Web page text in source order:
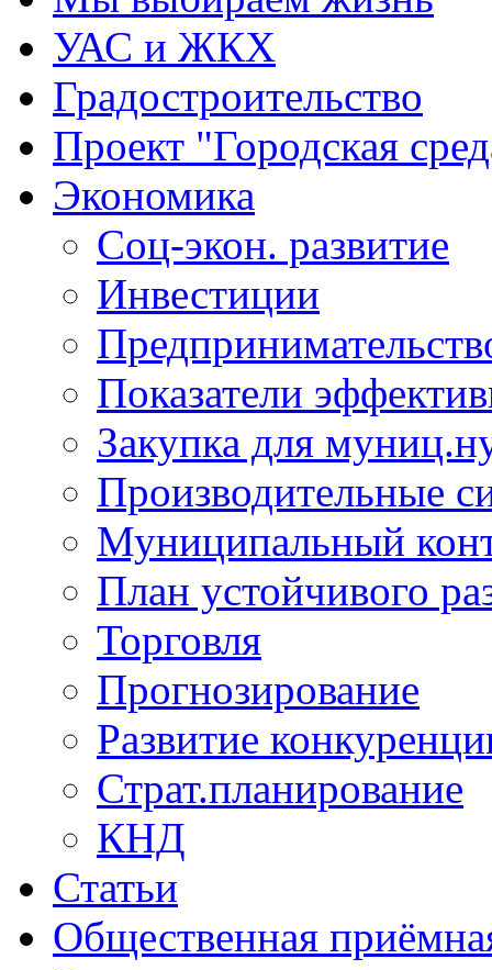
УАС и ЖКХ
Градостроительство
Проект "Городская
Экономика
Соц-экон. развитие
Инвестиции
Показатели
Закупка для
Производительные
Муниципальный
План устойчивого
Торговля
Прогнозирование
Развитие
Страт.планирование
КНД
Статьи
Общественная